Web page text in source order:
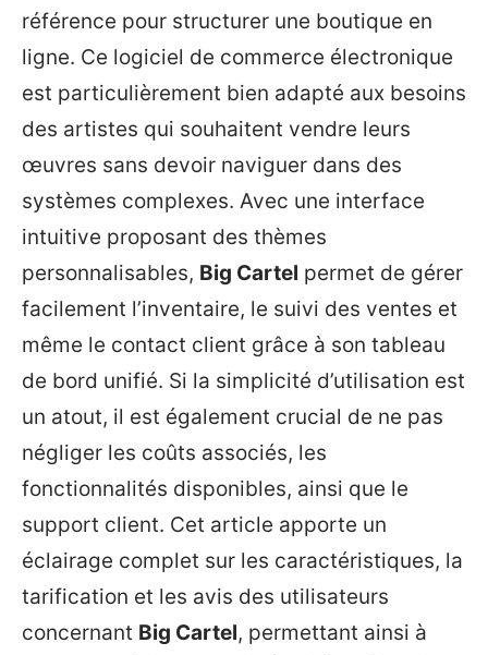
référence pour structurer une boutique en
ligne. Ce logiciel de commerce électronique
est particulièrement bien adapté aux besoins
des artistes qui souhaitent vendre leurs
œuvres sans devoir naviguer dans des
systèmes complexes. Avec une interface
intuitive proposant des thèmes
personnalisables, Big Cartel permet de gérer
facilement l’inventaire, le suivi des ventes et
même le contact client grâce à son tableau
de bord unifié. Si la simplicité d’utilisation est
un atout, il est également crucial de ne pas
négliger les coûts associés, les
fonctionnalités disponibles, ainsi que le
support client. Cet article apporte un
éclairage complet sur les caractéristiques, la
tarification et les avis des utilisateurs
concernant Big Cartel, permettant ainsi à